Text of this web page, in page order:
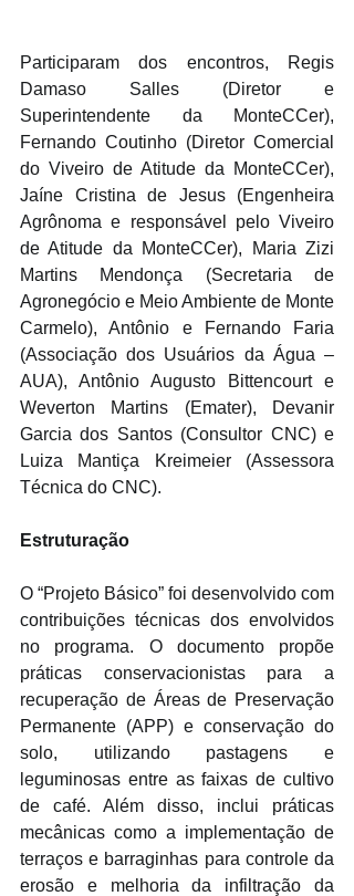
Participaram dos encontros, Regis
Damaso Salles (Diretor e
Superintendente da MonteCCer),
Fernando Coutinho (Diretor Comercial
do Viveiro de Atitude da MonteCCer),
Jaíne Cristina de Jesus (Engenheira
Agrônoma e responsável pelo Viveiro
de Atitude da MonteCCer), Maria Zizi
Martins Mendonça (Secretaria de
Agronegócio e Meio Ambiente de Monte
Carmelo), Antônio e Fernando Faria
(Associação dos Usuários da Água –
AUA), Antônio Augusto Bittencourt e
Weverton Martins (Emater), Devanir
Garcia dos Santos (Consultor CNC) e
Luiza Mantiça Kreimeier (Assessora
Técnica do CNC).
Estruturação
O “Projeto Básico” foi desenvolvido com
contribuições técnicas dos envolvidos
no programa. O documento propõe
práticas conservacionistas para a
recuperação de Áreas de Preservação
Permanente (APP) e conservação do
solo, utilizando pastagens e
leguminosas entre as faixas de cultivo
de café. Além disso, inclui práticas
mecânicas como a implementação de
terraços e barraginhas para controle da
erosão e melhoria da infiltração da